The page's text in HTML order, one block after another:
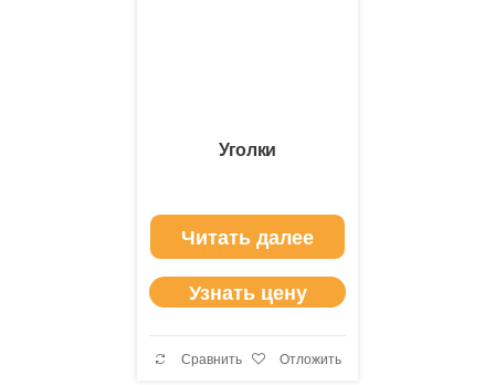
Уголки
Читать далее
Узнать цену
Сравнить Отложить